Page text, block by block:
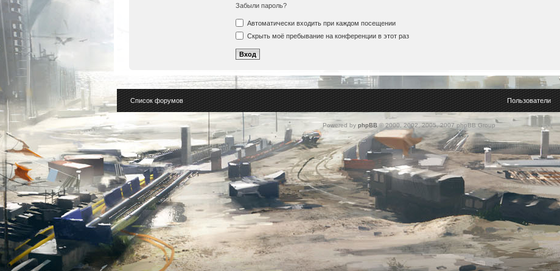
Забыли пароль?
Автоматически входить при каждом посещении
Скрыть моё пребывание на конференции в этот раз
Список форумов Пользователи
Powered by phpBB© 2000, 2002, 2005, 2007 phpBB Group